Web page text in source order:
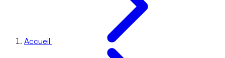
Accueil